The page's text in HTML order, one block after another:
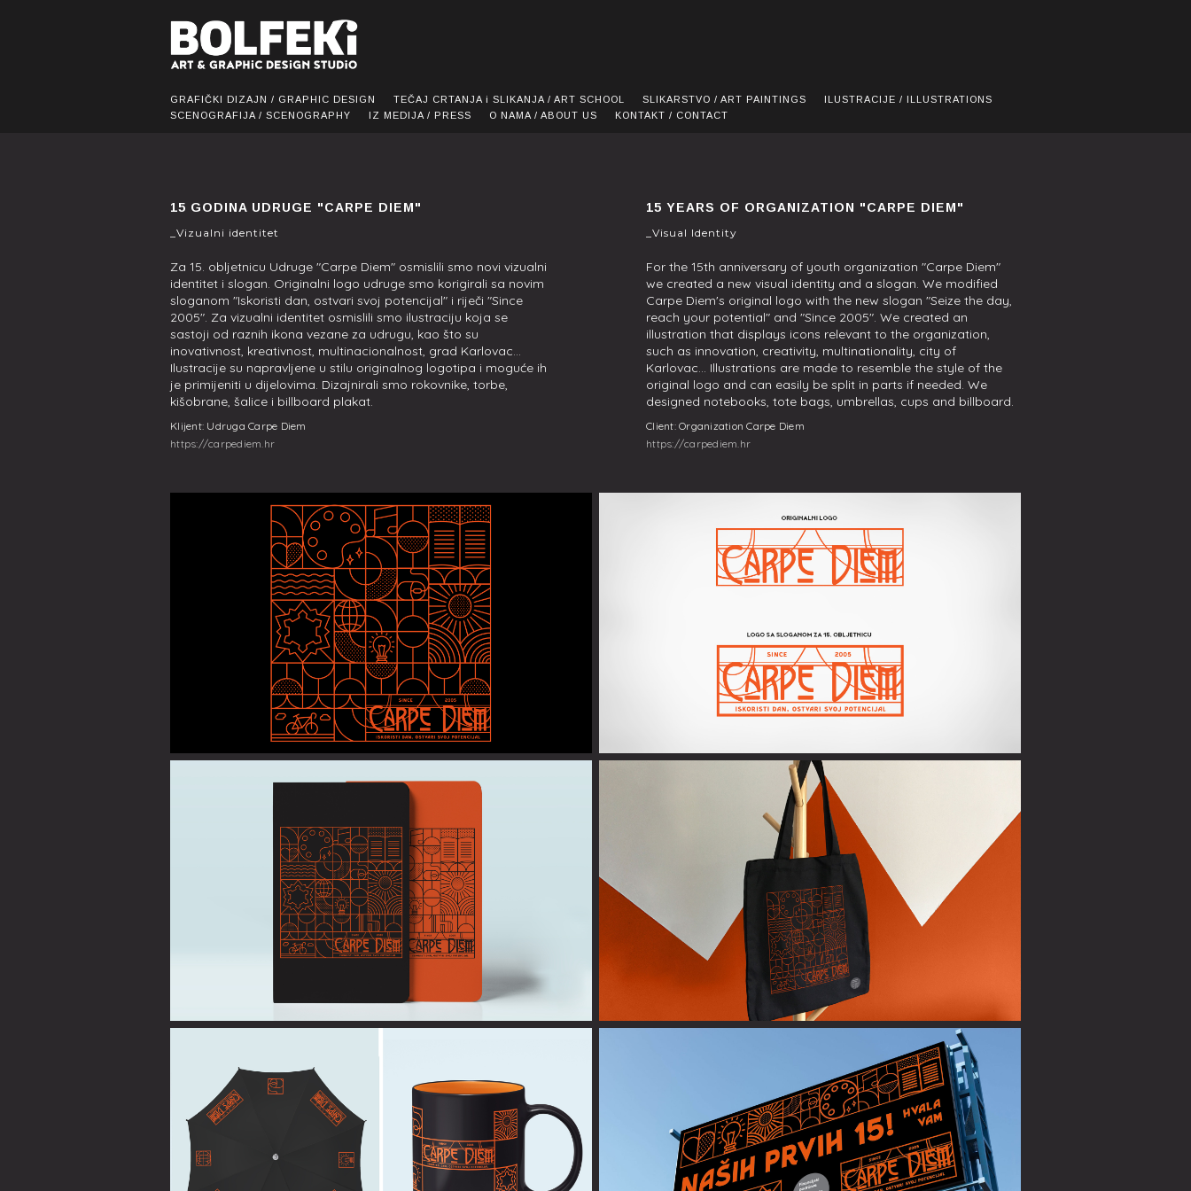
GRAFIČKI DIZAJN / GRAPHIC DESIGN TEČAJ CRTANJA i SLIKANJA / ART SCHOOL SLIKARSTVO / ART PAINTINGS
ILUSTRACIJE / ILLUSTRATIONS
SCENOGRAFIJA / SCENOGRAPHY
IZ MEDIJA / PRESS O NAMA / ABOUT US KONTAKT / CONTACT
15 GODINA UDRUGE "CARPE DIEM"
_Vizualni identitet
Za 15. obljetnicu Udruge "Carpe Diem" osmislili smo novi vizualni
identitet i slogan. Originalni logo udruge smo korigirali sa novim
sloganom "Iskoristi dan, ostvari svoj potencijal" i riječi "Since
2005". Za vizualni identitet osmislili smo ilustraciju koja se
sastoji od raznih ikona vezane za udrugu, kao što su
inovativnost, kreativnost, multinacionalnost, grad Karlovac...
Ilustracije su napravljene u stilu originalnog logotipa i moguće ih
je primijeniti u dijelovima. Dizajnirali smo rokovnike, torbe,
kišobrane, šalice i billboard plakat.
Klijent: Udruga Carpe Diem
https://carpediem.hr
15 YEARS OF ORGANIZATION "CARPE DIEM"
_Visual Identity
For the 15th anniversary of youth organization "Carpe Diem"
we created a new visual identity and a slogan. We modified
Carpe Diem's original logo with the new slogan "Seize the day,
reach your potential" and "Since 2005". We created an
illustration that displays icons relevant to the organization,
such as innovation, creativity, multinationality, city of
Karlovac... Illustrations are made to resemble the style of the
original logo and can easily be split in parts if needed. We
designed notebooks, tote bags, umbrellas, cups and billboard.
Client: Organization Carpe Diem
https://carpediem.hr